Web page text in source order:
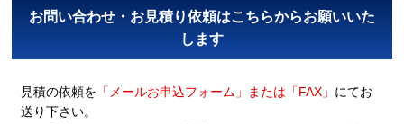
お問い合わせ・お見積り依頼はこちらからお願いいた
します
見積の依頼を 「メールお申込フォーム」または「FAX」 にてお
送り下さい。